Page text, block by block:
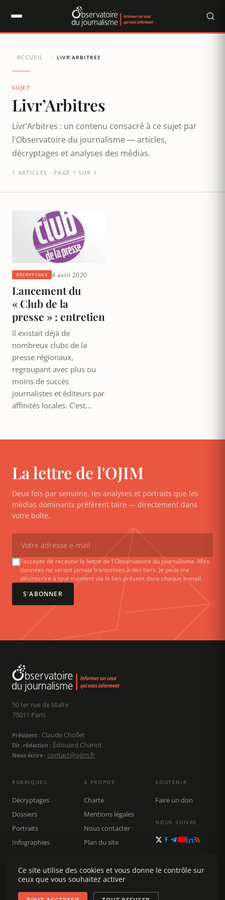
ACCUEIL / LIVR’ARBITRES
SUJET
Livr’Arbitres
Livr’Arbitres : un contenu consacré à ce sujet par
l'Observatoire du journalisme — articles,
décryptages et analyses des médias.
1 ARTICLES · PAGE 1 SUR 1
DÉCRYPTAGE 4 avril 2020
Lancement du
« Club de la
presse » : entretien
Il existait déjà de
nombreux clubs de la
presse régionaux,
regroupant avec plus ou
moins de succès
journalistes et éditeurs par
affinités locales. C’est…
La lettre de l'OJIM
Deux fois par semaine, les analyses et portraits que les
médias dominants préfèrent taire — directement dans
votre boîte.
J'accepte de recevoir la lettre de l'Observatoire du journalisme. Mes
données ne seront jamais transmises à des tiers. Je peux me
désinscrire à tout moment via le lien présent dans chaque e-mail.
S'ABONNER
50 ter rue de Malte
75011 Paris
Président : Claude Chollet
Dir. rédaction : Édouard Chanot
Nous écrire : contact@ojim.fr
RUBRIQUES
Décryptages
Dossiers
Portraits
Infographies
Rechercher
À PROPOS
Charte
Mentions légales
Nous contacter
Plan du site
SOUTENIR
Faire un don
NOUS SUIVRE
Panneau de gestion des cookies
Ce site utilise des cookies et vous donne le contrôle sur
ceux que vous souhaitez activer